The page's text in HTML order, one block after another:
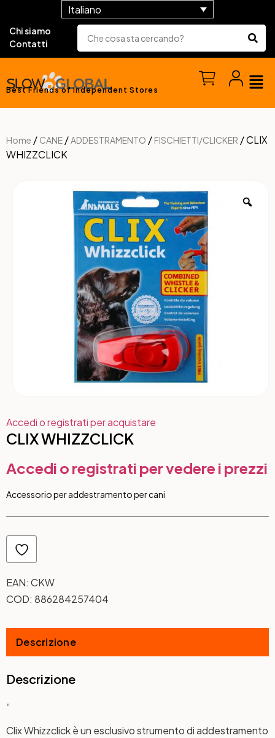
Italiano
Chi siamo
Contatti
Best Friends of Independent Stores
Home / CANE /ADDESTRAMENTO / FISCHIETTI/CLICKER / CLIX
WHIZZCLICK
Accedi o registrati per acquistare
CLIX WHIZZCLICK
Accedi o registrati per vedere i prezzi
Accessorio per addestramento per cani
EAN: CKW
COD: 886284257404
Descrizione
Descrizione
“
Clix Whizzclick è un esclusivo strumento di addestramento